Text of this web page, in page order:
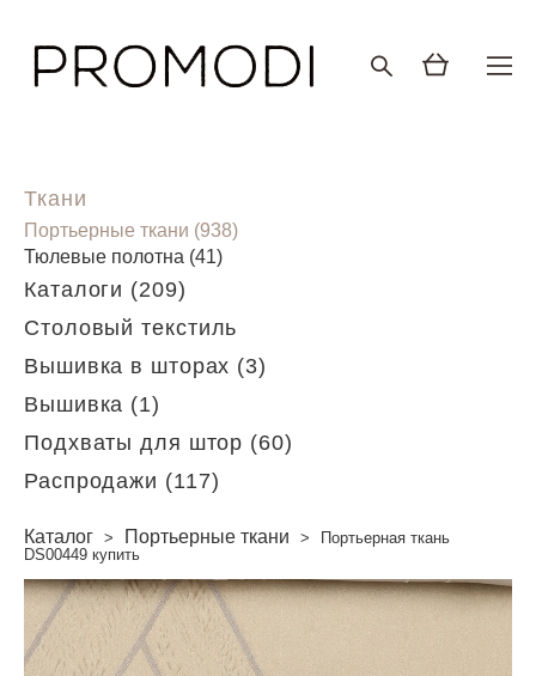
Ткани
Портьерные ткани (938)
Тюлевые полотна (41)
Каталоги (209)
Столовый текстиль
Вышивка в шторах (3)
Вышивка (1)
Подхваты для штор (60)
Распродажи (117)
Каталог > Портьерные ткани >
Портьерная ткань
DS00449 купить